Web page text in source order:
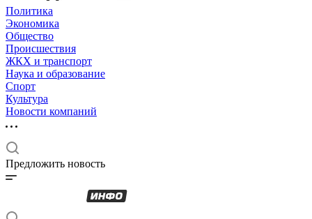
Политика
Экономика
Общество
Происшествия
ЖКХ и транспорт
Наука и образование
Спорт
Культура
Новости компаний
Предложить новость